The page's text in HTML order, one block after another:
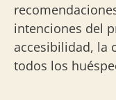
intenciones del
accesibilidad, la
todos los